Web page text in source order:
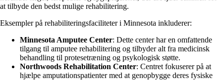
at tilbyde den bedst mulige rehabilitering.
Eksempler på rehabiliteringsfaciliteter i Minnesota inkluderer:
Minnesota Amputee Center: Dette center har en omfattende
tilgang til amputee rehabilitering og tilbyder alt fra medicinsk
behandling til protesetræning og psykologisk støtte.
Northwoods Rehabilitation Center: Centret fokuserer på at
hjælpe amputationspatienter med at genopbygge deres fysiske